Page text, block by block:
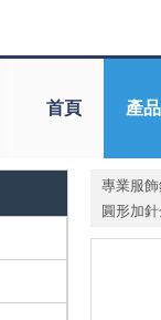
首頁 產
專業服
圓形加